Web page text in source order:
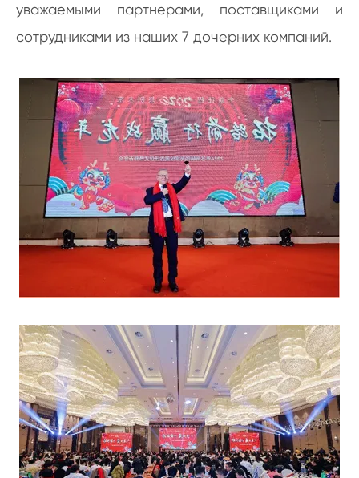
уважаемыми партнерами, поставщиками и
сотрудниками из наших 7 дочерних компаний.